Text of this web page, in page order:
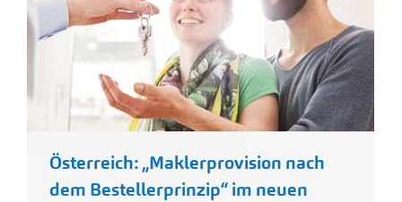
Österreich: „Maklerprovision nach
dem Bestellerprinzip“ im neuen